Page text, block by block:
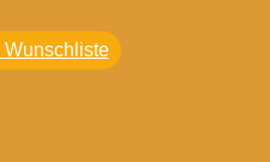
Wunschliste